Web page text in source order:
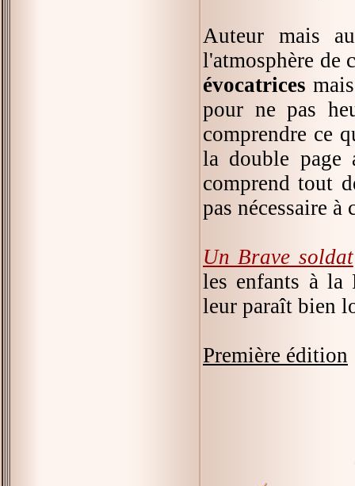
Auteur mais
l'atmosphère de
évocatrices
pour ne pas
comprendre ce
la double page
comprend tout
pas nécessaire à
Un Brave soldat
les enfants à la
leur paraît bien
Première édition